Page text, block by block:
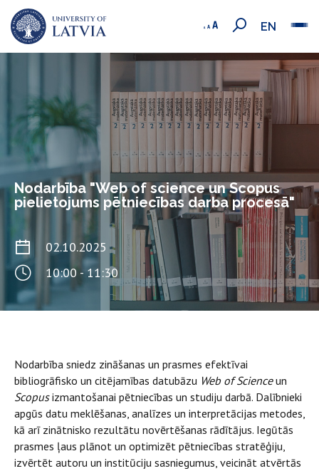
EN
Nodarbība "Web of science un Scopus
pielietojums pētniecības darba procesā"
02.10.2025
10:00 - 11:30
Nodarbība sniedz zināšanas un prasmes efektīvai
bibliogrāfisko un citējamības datubāzu Web of Scienceun
Scopusizmantošanai pētniecības un studiju darbā. Dalībnieki
apgūs datu meklēšanas, analīzes un interpretācijas metodes,
kā arī zinātnisko rezultātu novērtēšanas rādītājus. Iegūtās
prasmes ļaus plānot un optimizēt pētniecības stratēģiju,
izvērtēt autoru un institūciju sasniegumus, veicināt atvērtās